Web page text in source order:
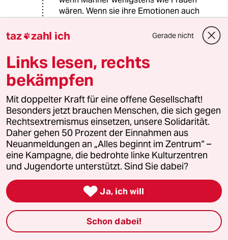
wären. Wenn sie ihre Emotionen auch
stoisch zu ertragen bis es zur
Wenn aber Männer dann tatsächlich
mal damit ernst machen und mehr in
die Erziehung ihrer Kinder involviert
sein wollen und auch dafür kämpfen,
dass hier eine rechtliche
Gleichstellung zur Kindsmutter
erfolgt, dann versucht man diese
Männer mit den übelsten Klischees
und Verleumdungen
zurückzudrücken. Sie seien weinerlich
und würden nur so rumheulen, weil
sie nicht Manns genug wären. T-
Shirts wie "I bathe in male tears" sind
auf Protesten gegen
Männerrechteveranstaltungen der
Renner.
taz zahl ich Gerade nicht
Links lesen, rechts
bekämpfen
Mit doppelter Kraft für eine offene Gesellschaft!
Besonders jetzt brauchen Menschen, die sich gegen
Rechtsextremismus einsetzen, unsere Solidarität.
Daher gehen 50 Prozent der Einnahmen aus
Neuanmeldungen an „Alles beginnt im Zentrum“ –
eine Kampagne, die bedrohte linke Kulturzentren
und Jugendorte unterstützt. Sind Sie dabei?
 Ja, ich will
Schon dabei!